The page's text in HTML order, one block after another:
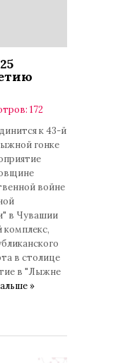
172
к 43-й
гонке
войне
в Чувашии
в столице
в "Лыжне
»